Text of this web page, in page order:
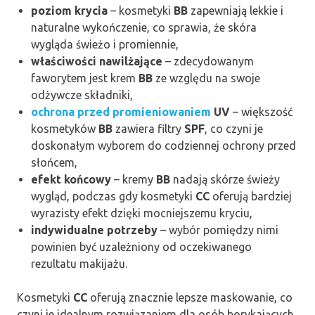
poziom krycia – kosmetyki BB zapewniają lekkie i
naturalne wykończenie, co sprawia, że skóra
wygląda świeżo i promiennie,
właściwości nawilżające – zdecydowanym
faworytem jest krem BB ze względu na swoje
odżywcze składniki,
ochrona przed promieniowaniem UV – większość
kosmetyków BB zawiera filtry SPF, co czyni je
doskonałym wyborem do codziennej ochrony przed
słońcem,
efekt końcowy – kremy BB nadają skórze świeży
wygląd, podczas gdy kosmetyki CC oferują bardziej
wyrazisty efekt dzięki mocniejszemu kryciu,
indywidualne potrzeby – wybór pomiędzy nimi
powinien być uzależniony od oczekiwanego
rezultatu makijażu.
Kosmetyki CC oferują znacznie lepsze maskowanie, co